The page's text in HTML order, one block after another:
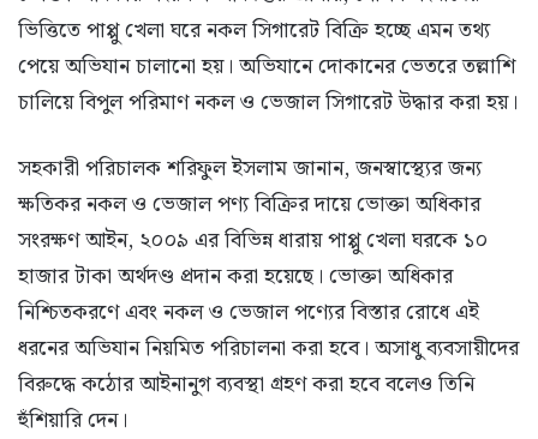
ভিত্তিতে পাপ্পু খেলা ঘরে নকল সিগারেট বিক্রি হচ্ছে এমন তথ্য
পেয়ে অভিযান চালানো হয়। অভিযানে দোকানের ভেতরে তল্লাশি
চালিয়ে বিপুল পরিমাণ নকল ও ভেজাল সিগারেট উদ্ধার করা হয়।
সহকারী পরিচালক শরিফুল ইসলাম জানান, জনস্বাস্থ্যের জন্য
ক্ষতিকর নকল ও ভেজাল পণ্য বিক্রির দায়ে ভোক্তা অধিকার
সংরক্ষণ আইন, ২০০৯ এর বিভিন্ন ধারায় পাপ্পু খেলা ঘরকে ১০
হাজার টাকা অর্থদণ্ড প্রদান করা হয়েছে। ভোক্তা অধিকার
নিশ্চিতকরণে এবং নকল ও ভেজাল পণ্যের বিস্তার রোধে এই
ধরনের অভিযান নিয়মিত পরিচালনা করা হবে। অসাধু ব্যবসায়ীদের
বিরুদ্ধে কঠোর আইনানুগ ব্যবস্থা গ্রহণ করা হবে বলেও তিনি
হুঁশিয়ারি দেন।